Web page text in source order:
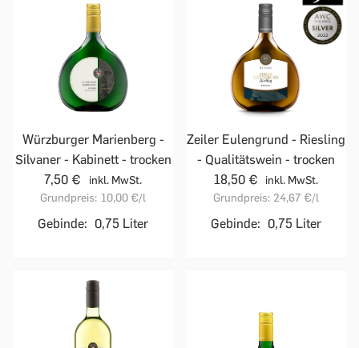
Würzburger Marienberg -
Silvaner - Kabinett - trocken
7,50 €
inkl. MwSt.
Grundpreis: 10,00 €/l
Gebinde: 0,75 Liter
Zeiler Eulengrund - Riesling
- Qualitätswein - trocken
18,50 €
inkl. MwSt.
Grundpreis: 24,67 €/l
Gebinde: 0,75 Liter